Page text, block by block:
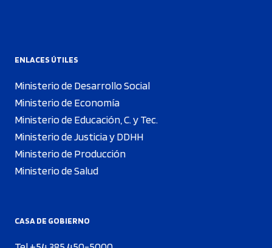
ENLACES ÚTILES
Ministerio de Desarrollo Social
Ministerio de Economía
Ministerio de Educación, C. y Tec.
Ministerio de Justicia y DDHH
Ministerio de Producción
Ministerio de Salud
CASA DE GOBIERNO